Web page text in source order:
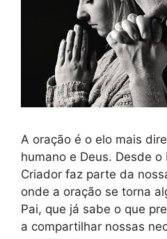
A oração é o elo mais
humano e Deus. Desde
Criador faz parte da
onde a oração se torna
Pai, que já sabe o que
a compartilhar nossas